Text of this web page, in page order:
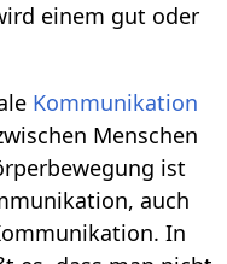
einem gut oder
Kommunikation
Menschen
ist
auch
In